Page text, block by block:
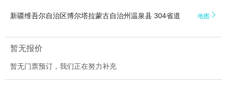
新疆维吾尔自治区博尔塔拉蒙古自治州温泉县 304省道 地图 
暂无报价
暂无门票预订，我们正在努力补充